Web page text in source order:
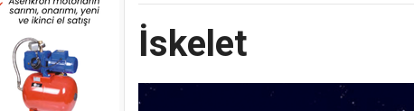
İskelet